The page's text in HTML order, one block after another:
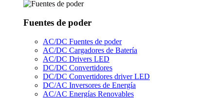
Fuentes de poder
AC/DC Fuentes de poder
AC/DC Cargadores de Batería
AC/DC Drivers LED
DC/DC Convertidores
DC/DC Convertidores driver LED
DC/AC Inversores de Energía
AC/AC Energías Renovables